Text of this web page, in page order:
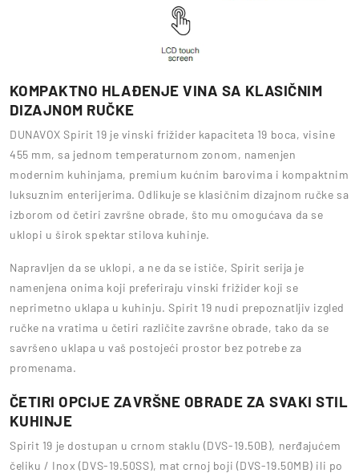
KOMPAKTNO HLAĐENJE VINA SA KLASIČNIM
DIZAJNOM RUČKE
DUNAVOX Spirit 19 je vinski frižider kapaciteta 19 boca, visine
455 mm, sa jednom temperaturnom zonom, namenjen
modernim kuhinjama, premium kućnim barovima i kompaktnim
luksuznim enterijerima. Odlikuje se klasičnim dizajnom ručke sa
izborom od četiri završne obrade, što mu omogućava da se
uklopi u širok spektar stilova kuhinje.
Napravljen da se uklopi, a ne da se ističe, Spirit serija je
namenjena onima koji preferiraju vinski frižider koji se
neprimetno uklapa u kuhinju. Spirit 19 nudi prepoznatljiv izgled
ručke na vratima u četiri različite završne obrade, tako da se
savršeno uklapa u vaš postojeći prostor bez potrebe za
promenama.
ČETIRI OPCIJE ZAVRŠNE OBRADE ZA SVAKI STIL
KUHINJE
Spirit 19 je dostupan u crnom staklu (DVS-19.50B), nerđajućem
čeliku / Inox (DVS-19.50SS), mat crnoj boji (DVS-19.50MB) ili po